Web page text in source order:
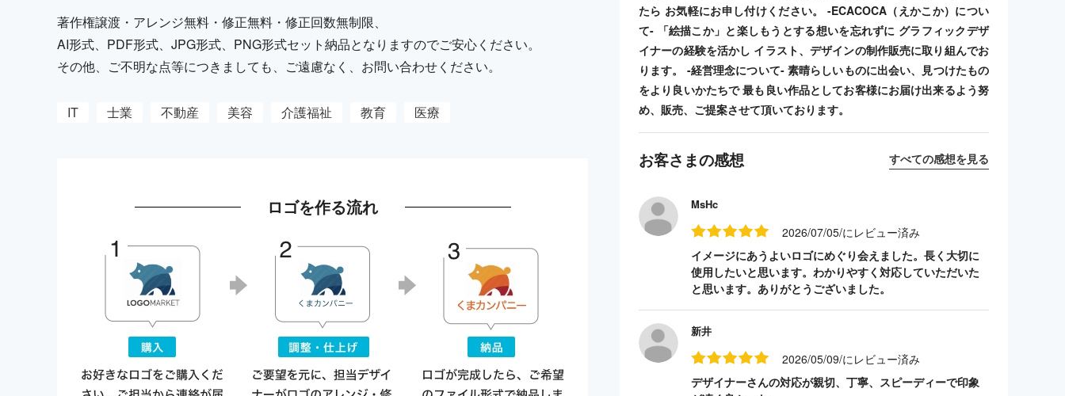
著作権譲渡・アレンジ無料・修正無料・修正回数無制限、
AI形式、PDF形式、JPG形式、PNG形式セット納品となりますのでご安心ください。
その他、ご不明な点等につきましても、ご遠慮なく、お問い合わせください。
IT 士業 不動産 美容 介護福祉 教育 医療
ロゴを作る流れ
たら お気軽にお申し付けください。 -ECACOCA（えかこか）につい
て- 「絵描こか」と楽しもうとする想いを忘れずに グラフィックデザ
イナーの経験を活かし イラスト、デザインの制作販売に取り組んでお
ります。 -経営理念について- 素晴らしいものに出会い、見つけたもの
をより良いかたちで 最も良い作品としてお客様にお届け出来るよう努
め、販売、ご提案させて頂いております。
お客さまの感想 すべての感想を見る
MsHc
2026/07/05/にレビュー済み
イメージにあうよいロゴにめぐり会えました。長く大切に
使用したいと思います。わかりやすく対応していただいた
と思います。ありがとうございました。
新井
2026/05/09/にレビュー済み
デザイナーさんの対応が親切、丁寧、スピーディーで印象